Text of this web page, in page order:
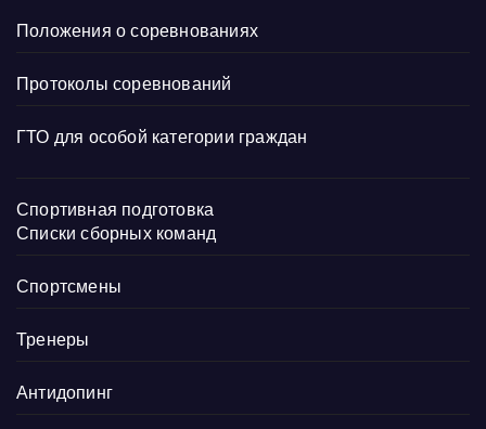
Положения о соревнованиях
Протоколы соревнований
ГТО для особой категории граждан
Спортивная подготовка
Списки сборных команд
Спортсмены
Тренеры
Антидопинг